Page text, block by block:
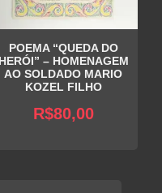
POEMA “QUEDA DO
HERÓI” – HOMENAGEM
AO SOLDADO MARIO
KOZEL FILHO
R$80,00